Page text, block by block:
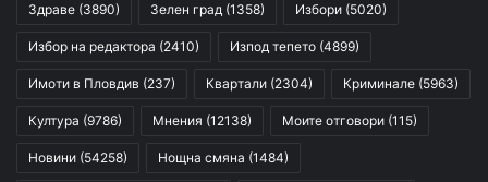
Здраве (3890) Зелен град (1358) Избори (5020)
Избор на редактора (2410) Изпод тепето (4899)
Имоти в Пловдив (237) Квартали (2304) Криминале (5963)
Култура (9786) Мнения (12138) Моите отговори (115)
Новини (54258) Нощна смяна (1484)